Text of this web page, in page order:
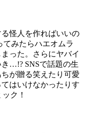
怪人を作ればいいの
みたらハエオムラ
った。さらにヤバイ
…!? SNSで話題の生
が贈る笑えたり可愛
はいけなかったりす
ク！